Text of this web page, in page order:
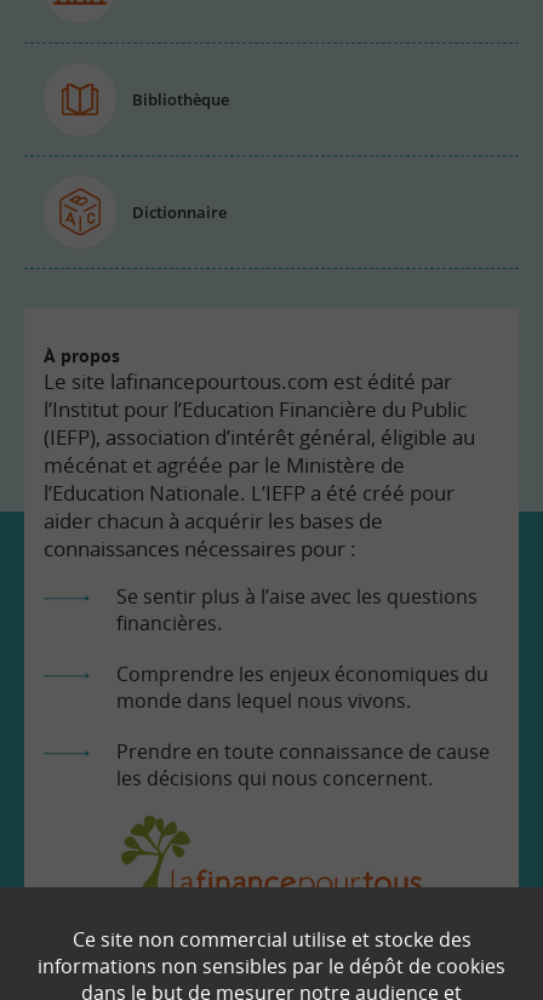
Bibliothèque
Dictionnaire
À propos
Le site lafinancepourtous.com est édité par
l’Institut pour l’Education Financière du Public
(IEFP), association d’intérêt général, éligible au
mécénat et agréée par le Ministère de
l’Education Nationale. L’IEFP a été créé pour
aider chacun à acquérir les bases de
connaissances nécessaires pour :
Se sentir plus à l’aise avec les questions
financières.
Comprendre les enjeux économiques du
monde dans lequel nous vivons.
Prendre en toute connaissance de cause
les décisions qui nous concernent.
EN SAVOIR
Ce site non commercial utilise et stocke des
informations non sensibles par le dépôt de cookies
dans le but de mesurer notre audience et